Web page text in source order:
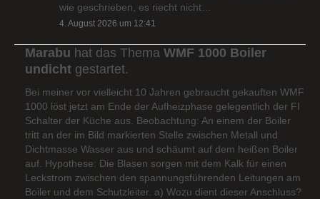
wie geschrieben, es riecht nicht…
4. August 2026 um 12:41
Marabu hat das Thema WMF 1000 Boiler
undicht gestartet.
Bei meiner vor vielleicht 10 Jahren gebraucht gekauften WMF
1000 löst jetzt am Ende der Aufheizphase gelegentlich der FI
Schalter der Küche aus. Beobachtung: An einem der Boiler
tritt an der im Bild markierten Stelle zwischen Metall und
Dichtmasse Wasser aus und schäumt auf dem heißen Boiler
auf. Hypothese: Die Blasen sorgen mit dem Kalk für einen
Leckstrom zwischen den spannungsführenden Leitungen am
Boiler und dem Schutzleiter. a) Wozu dient dieser Anschluss?